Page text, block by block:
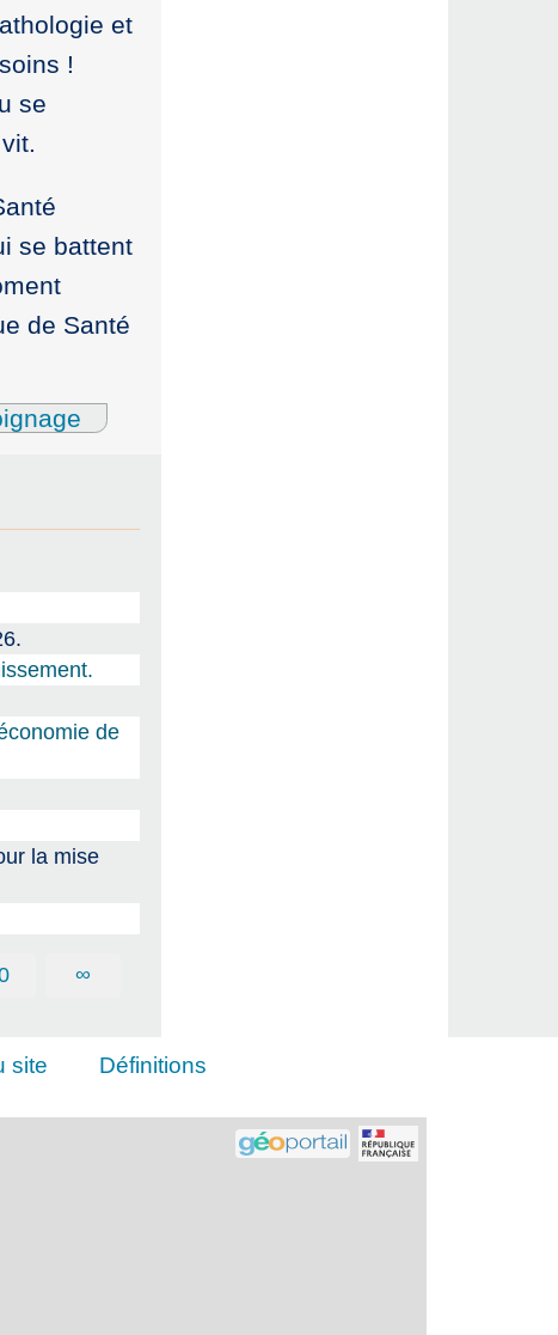
et
!
se
se battent
de Santé
de
la mise
∞
site Définitions